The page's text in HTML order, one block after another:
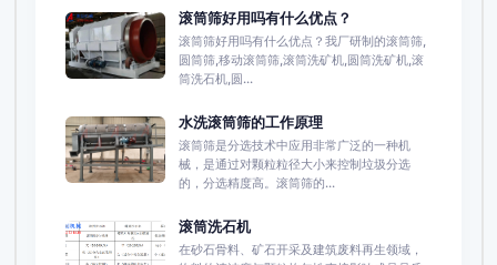
滚筒筛好用吗有什么优点？
滚筒筛好用吗有什么优点？我厂研制的滚筒筛,
圆筒筛,移动滚筒筛,滚筒洗矿机,圆筒洗矿机,滚
筒洗石机,圆...
水洗滚筒筛的工作原理
滚筒筛是分选技术中应用非常广泛的一种机
械，是通过对颗粒粒径大小来控制垃圾分选
的，分选精度高。滚筒筛的...
滚筒洗石机
在砂石骨料、矿石开采及建筑废料再生领域，